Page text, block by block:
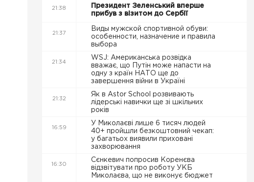
21:38
Президент Зеленський вперше
прибув з візитом до Сербії
21:37
Виды мужской спортивной обуви:
особенности, назначение и правила
выбора
21:34
WSJ: Американська розвідка
вважає, що Путін може напасти на
одну з країн НАТО ще до
завершення війни в Україні
21:32
Як в Astor School розвивають
лідерські навички ще зі шкільних
років
16:59
У Миколаєві лише 6 тисяч людей
40+ пройшли безкоштовний чекап:
у багатьох виявили приховані
захворювання
16:30
Сєнкевич попросив Коренєва
відзвітувати про роботу УКБ
Миколаєва, що не виконує бюджет